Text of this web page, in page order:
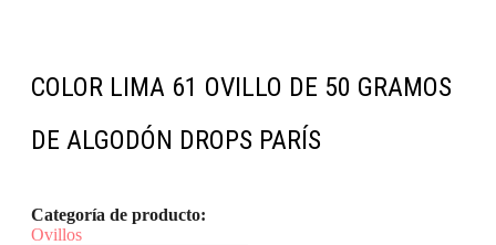
COLOR LIMA 61 OVILLO DE 50 GRAMOS
DE ALGODÓN DROPS PARÍS
Categoría de producto:
Ovillos